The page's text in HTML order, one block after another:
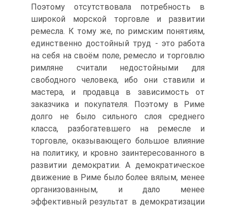
Поэтому отсутствовала потребность в
широкой морской торговле и развитии
ремесла. К тому же, по римским поня­тиям,
единственно достойный труд - это работа
на себя на своём поле, ремесло и торговлю
римляне считали недостойными для
свободного человека, ибо они ста­вили и
мастера, и продавца в зависимость от
заказчика и покупателя. Поэтому в Риме
долго не было сильного слоя среднего
класса, разбогатевшего на ремесле и
торговле, оказывающего большое влияние
на политику, и кровно заинтересо­ванного в
развитии демократии. А демократическое
движение в Риме было более вялым, менее
организованным, и дало менее
эффективный результат в демокра­тизации